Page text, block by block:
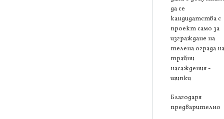
да се
кандидатства с
проект само за
изграждане на
телена ограда на
трайни
насаждения -
шипки
Благодаря
предварително